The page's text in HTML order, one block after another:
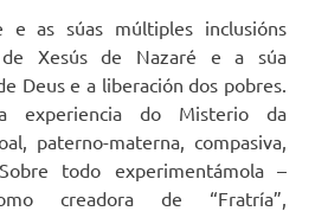
e as súas múltiples inclusións
Xesús de Nazaré e a súa
Deus e a liberación dos pobres.
experiencia do Misterio da
paterno-materna, compasiva,
todo experimentámola –
creadora de “Fratría”,